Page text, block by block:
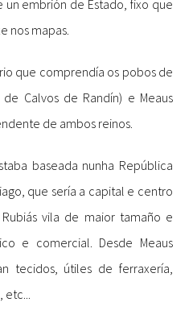
embrión de Estado, fixo que
nos mapas.
que comprendía os pobos de
Calvos de Randín) e Meaus
de ambos reinos.
baseada nunha República
que sería a capital e centro
vila de maior tamaño e
e comercial. Desde Meaus
tecidos, útiles de ferraxería,
etc...